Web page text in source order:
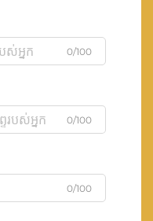
0/100
0/100
0/100